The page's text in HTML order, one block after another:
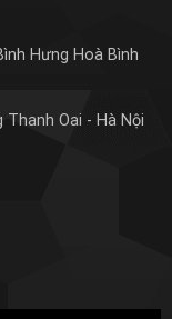
Hưng Hoà Bình
Thanh Oai - Hà Nội